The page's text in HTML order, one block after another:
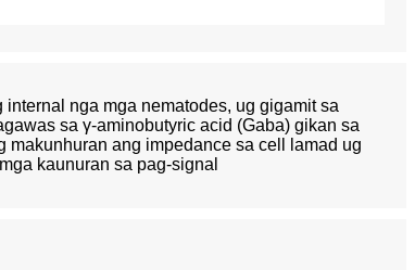
nga mga nematodes, ug gigamit sa
sa γ-aminobutyric acid (Gaba) gikan sa
makunhuran ang impedance sa cell lamad ug
kaunuran sa pag-signal